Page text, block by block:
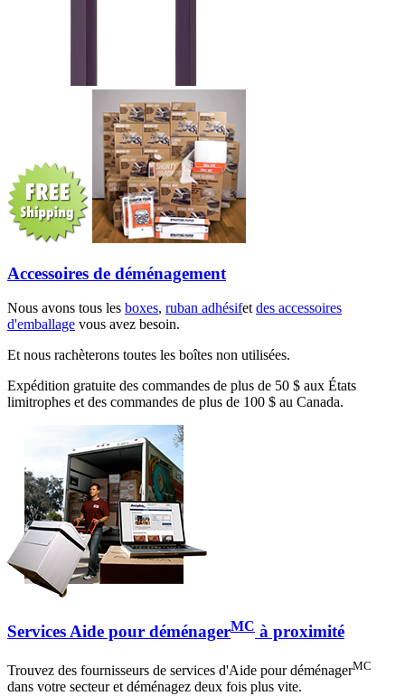
Accessoires de déménagement
Nous avons tous les boxes, ruban adhésifet des accessoires
d'emballage vous avez besoin.
Et nous rachèterons toutes les boîtes non utilisées.
Expédition gratuite des commandes de plus de 50 $ aux États
limitrophes et des commandes de plus de 100 $ au Canada.
Services Aide pour déménagerMC à proximité
Trouvez des fournisseurs de services d'Aide pour déménagerMC
dans votre secteur et déménagez deux fois plus vite.